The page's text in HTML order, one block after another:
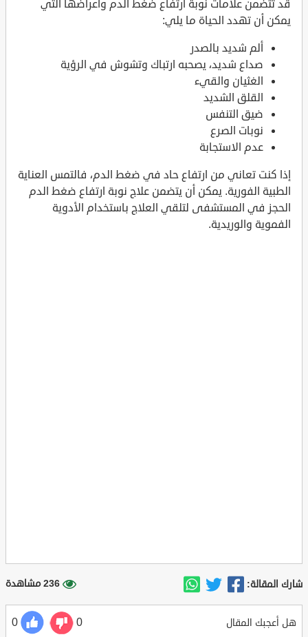
قد تتضمن علامات نوبة ارتفاع ضغط الدم وأعراضها التي
يمكن أن تهدد الحياة ما يلي:
ألم شديد بالصدر
صداع شديد، يصحبه ارتباك وتشوش في الرؤية
الغثيان والقيء
القلق الشديد
ضيق التنفس
نوبات الصرع
عدم الاستجابة
إذا كنت تعاني من ارتفاع حاد في ضغط الدم، فالتمس العناية
الطبية الفورية. يمكن أن يتضمن علاج نوبة ارتفاع ضغط الدم
الحجز في المستشفى لتلقي العلاج باستخدام الأدوية
الفموية والوريدية.
شارك المقالة: 236 مشاهدة
هل أعجبك المقال 0
0